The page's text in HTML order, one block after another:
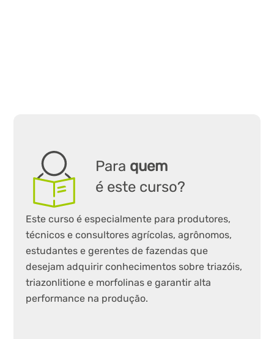
Para quem
é este curso?
Este curso é especialmente para produtores,
técnicos e consultores agrícolas, agrônomos,
estudantes e gerentes de fazendas que
desejam adquirir conhecimentos sobre triazóis,
triazonlitione e morfolinas e garantir alta
performance na produção.